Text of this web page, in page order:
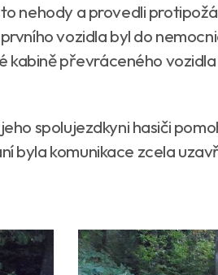
nehody a provedli
vozidla byl do
kabině převráceného
spolujezdkyni hasiči
byla komunikace zcela